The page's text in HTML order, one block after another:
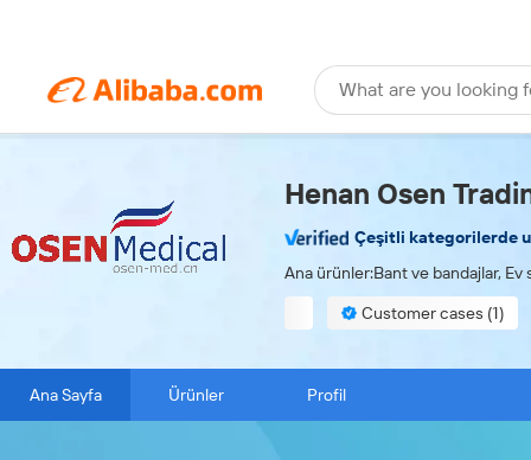
What are you looking
Henan Osen
Çeşitli kategorilerde
Ana ürünler:Bant ve bandajlar, Ev
Customer cases (1)
Ana Sayfa Ürünler Profil